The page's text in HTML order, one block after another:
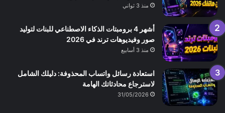
منذ 3 ثواني
أشهر 4 برومبتات الذكاء الاصطناعي للبنات لتوليد
صور وفيديوهات ترند في 2026
منذ 3 أسابيع
استعادة رسائل واتساب المحذوفة: دليلك الشامل
لاسترجاع محادثاتك الهامة
31/05/2026